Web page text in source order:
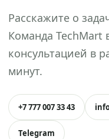
Расскажите о
Команда TechMart
консультацией в
минут.
+7 777 007 33 43
Telegram